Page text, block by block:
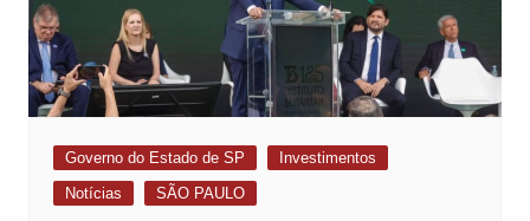
Governo do Estado de SP
Investimentos
Notícias
SÃO PAULO